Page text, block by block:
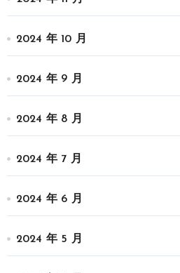
2024 年 10 月
2024 年 9 月
2024 年 8 月
2024 年 7 月
2024 年 6 月
2024 年 5 月